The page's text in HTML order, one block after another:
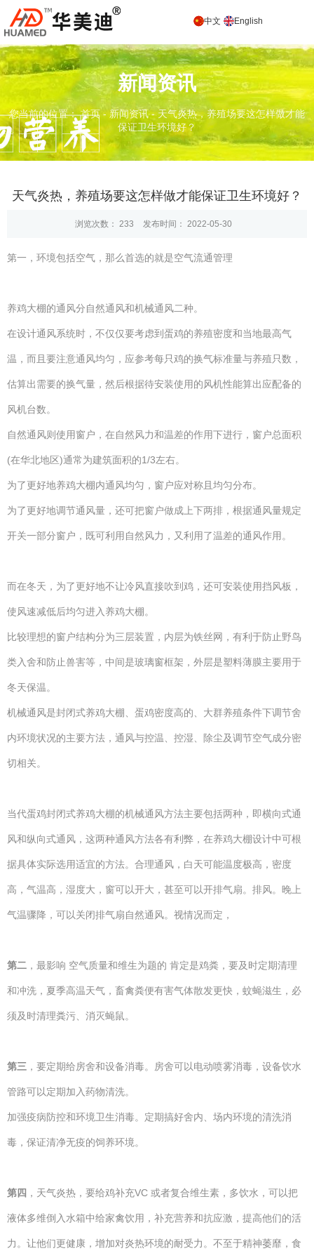
中文 English
新闻资讯
您当前的位置： 首页-新闻资讯 -天气炎热，养殖场要这怎样做才能
保证卫生环境好？
天气炎热，养殖场要这怎样做才能保证卫生环境好？
浏览次数： 233 发布时间： 2022-05-30
第一，环境包括空气，那么首选的就是空气流通管理
养鸡大棚的通风分自然通风和机械通风二种。
在设计通风系统时，不仅仅要考虑到蛋鸡的养殖密度和当地最高气
温，而且要注意通风均匀，应参考每只鸡的换气标准量与养殖只数，
估算出需要的换气量，然后根据待安装使用的风机性能算出应配备的
风机台数。
自然通风则使用窗户，在自然风力和温差的作用下进行，窗户总面积
(在华北地区)通常为建筑面积的1/3左右。
为了更好地养鸡大棚内通风均匀，窗户应对称且均匀分布。
为了更好地调节通风量，还可把窗户做成上下两排，根据通风量规定
开关一部分窗户，既可利用自然风力，又利用了温差的通风作用。
而在冬天，为了更好地不让冷风直接吹到鸡，还可安装使用挡风板，
使风速减低后均匀进入养鸡大棚。
比较理想的窗户结构分为三层装置，内层为铁丝网，有利于防止野鸟
类入舍和防止兽害等，中间是玻璃窗框架，外层是塑料薄膜主要用于
冬天保温。
机械通风是封闭式养鸡大棚、蛋鸡密度高的、大群养殖条件下调节舍
内环境状况的主要方法，通风与控温、控湿、除尘及调节空气成分密
切相关。
当代蛋鸡封闭式养鸡大棚的机械通风方法主要包括两种，即横向式通
风和纵向式通风，这两种通风方法各有利弊，在养鸡大棚设计中可根
据具体实际选用适宜的方法。合理通风，白天可能温度极高，密度
高，气温高，湿度大，窗可以开大，甚至可以开排气扇。排风。晚上
气温骤降，可以关闭排气扇自然通风。视情况而定，
第二 ，最影响 空气质量和维生为题的 肯定是鸡粪，要及时定期清理
和冲洗，夏季高温天气，畜禽粪便有害气体散发更快，蚊蝇滋生，必
须及时清理粪污、消灭蝇鼠。
第三 ，要定期给房舍和设备消毒。房舍可以电动喷雾消毒，设备饮水
管路可以定期加入药物清洗。
加强疫病防控和环境卫生消毒。定期搞好舍内、场内环境的清洗消
毒，保证清净无疫的饲养环境。
第四 ，天气炎热，要给鸡补充VC 或者复合维生素，多饮水，可以把
液体多维倒入水箱中给家禽饮用，补充营养和抗应激，提高他们的活
力。让他们更健康，增加对炎热环境的耐受力。不至于精神萎靡，食